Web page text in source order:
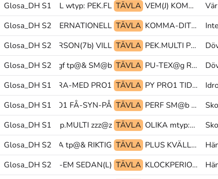
Glosa_DH S1PEK.FL wtyp: PEK.FL TÄVLA VEM(J) KOMMA-FRAM FÖRST(LL)
Glosa_DH S2
zzz@z INTERNATIONELL TÄVLA KOMMA-DIT(Lb).MULTI VARA-MED PU@g
Glosa_DH S2EN PERSON(7b) VILL TÄVLA PEK.MULTI PU-HUR-GÖRA@g ORSAK
Glosa_DH S2PEK>långf tp@& SM@b TÄVLA PU-TEX@g ROLIG SM@b
Glosa_DH S1
PERF VARA-MED PRO1 TÄVLA PY PRO1 TID-FRAMÅT
Glosa_DH S1PRO1 FÅ-SYN-PÅ TÄVLA PERF SM@b wtyp:
Glosa_DH S1
zzz@z TÄVLA OLIKA mtyp:men PEK
Glosa_DH S2VARA tp@& RIKTIG TÄVLA PLUS KVÄLL PRO1
Glosa_DH S2
KLOCKPERIOD-EM SEDAN(L) TÄVLA KLOCKPERIOD-KVÄLL PRO1 GLOSA:ORDNING-LIST+TRE